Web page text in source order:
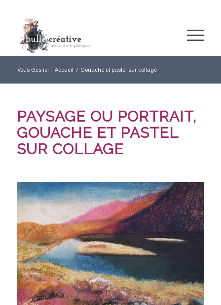
Vous êtes ici : Accueil / Gouache et pastel sur collage
PAYSAGE OU PORTRAIT,
GOUACHE ET PASTEL
SUR COLLAGE